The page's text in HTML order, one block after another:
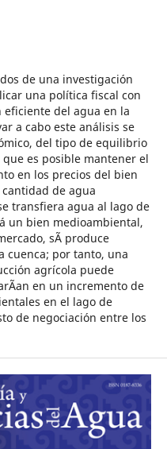
de una investigación
una política fiscal con
del agua en la
a cabo este análisis se
del tipo de equilibrio
es posible mantener el
en los precios del bien
de agua
transfiera agua al lago de
un bien medioambiental,
sÃ­ produce
cuenca; por tanto, una
agrícola puede
en un incremento de
en el lago de
de negociación entre los